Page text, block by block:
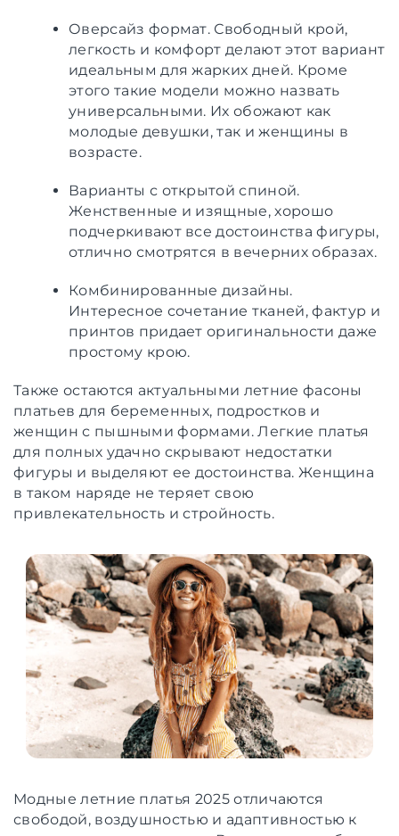
Оверсайз формат. Свободный крой,
легкость и комфорт делают этот вариант
идеальным для жарких дней. Кроме
этого такие модели можно назвать
универсальными. Их обожают как
молодые девушки, так и женщины в
возрасте.
Варианты с открытой спиной.
Женственные и изящные, хорошо
подчеркивают все достоинства фигуры,
отлично смотрятся в вечерних образах.
Комбинированные дизайны.
Интересное сочетание тканей, фактур и
принтов придает оригинальности даже
простому крою.
Также остаются актуальными летние фасоны
платьев для беременных, подростков и
женщин с пышными формами. Легкие платья
для полных удачно скрывают недостатки
фигуры и выделяют ее достоинства. Женщина
в таком наряде не теряет свою
привлекательность и стройность.
Модные летние платья 2025 отличаются
свободой, воздушностью и адаптивностью к